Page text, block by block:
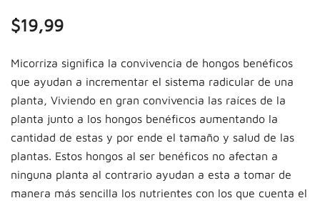
$19,99
Micorriza significa la convivencia de hongos benéficos
que ayudan a incrementar el sistema radicular de una
planta, Viviendo en gran convivencia las raíces de la
planta junto a los hongos benéficos aumentando la
cantidad de estas y por ende el tamaño y salud de las
plantas. Estos hongos al ser benéficos no afectan a
ninguna planta al contrario ayudan a esta a tomar de
manera más sencilla los nutrientes con los que cuenta el